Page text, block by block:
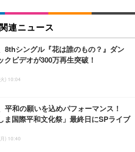
オフィスチェア／デスクチェア メッシ
人間工学 疲れない ブラック
フィスチェア デスクチェア 疲れない テレ
ア 強化バックレスト 30度ロッキング機
学 椅子 腰サポート 90度跳ね上げ式アーム
れ パソコンチェア (ブラック)
フィスチェア デスクチェア 疲れない テレ
ア 強化バックレスト 30度ロッキング機
椅子 腰サポート 90度跳ね上げ式アーム
ネス向けプレミアムモニター | FlexScan
27"ゲーミングモニター DualSense 充電
（CFI-ZDM1J）
み品】Dell E2724HS 27インチ 液晶モニタ
（1920×1080）VA 非光沢 HDMI/DisplayP
ピーカー内蔵 高さ調整 スイベル VESA対
ーシック ペットシーツ 厚型 ワイド 42枚
) ホワイト(吸収面:ライトブルー)
ライフ ネオ・オムツ L 中型犬用 26枚入
スマートベーシック) 【Amazon.co.jp
Basic アイリスオーヤマ ペットシーツ
用 ワイド 100枚入 (x 1) (ケース販売)
関連ニュース
8thシングル『花は誰のもの？』ダン
クビデオが300万再生突破！
) 10:04
平和の願いを込めパフォーマンス！
ま国際平和文化祭」最終日にSPライブ
) 10:40